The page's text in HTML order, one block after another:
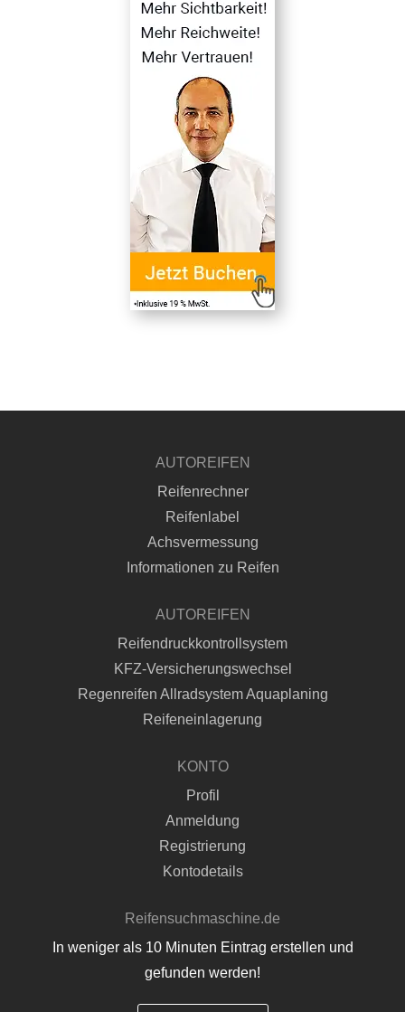
AUTOREIFEN
Reifenrechner
Reifenlabel
Achsvermessung
Informationen zu Reifen
AUTOREIFEN
Reifendruckkontrollsystem
KFZ-Versicherungswechsel
Regenreifen Allradsystem Aquaplaning
Reifeneinlagerung
KONTO
Profil
Anmeldung
Registrierung
Kontodetails
Reifensuchmaschine.de
In weniger als 10 Minuten Eintrag erstellen und
gefunden werden!